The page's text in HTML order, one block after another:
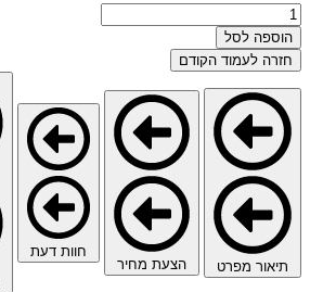
כמות
של
גלגל
ליטוש
HATHO
Muslin
בד
מוסלין
מק"ט
160
110
NE/30
הוספה לסל
חזרה לעמוד הקודם
תיאור מפרט הצעת מחיר
חוות דעת